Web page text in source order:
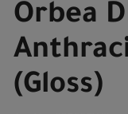
Orbea
(Gloss)